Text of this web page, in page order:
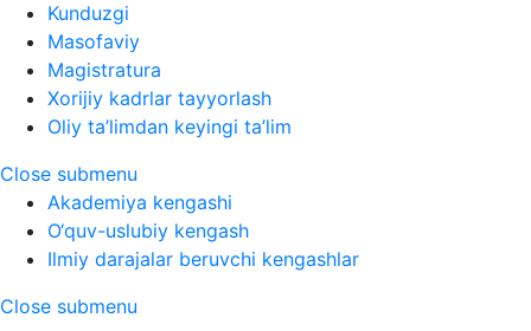
Kunduzgi
Masofaviy
Magistratura
Xorijiy kadrlar tayyorlash
Oliy ta’limdan keyingi ta’lim
Close submenu
Akademiya kengashi
O‘quv-uslubiy kengash
Ilmiy darajalar beruvchi kengashlar
Close submenu